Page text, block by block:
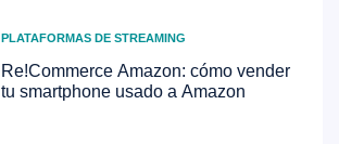
PLATAFORMAS DE STREAMING
Re!Commerce Amazon: cómo vender
tu smartphone usado a Amazon